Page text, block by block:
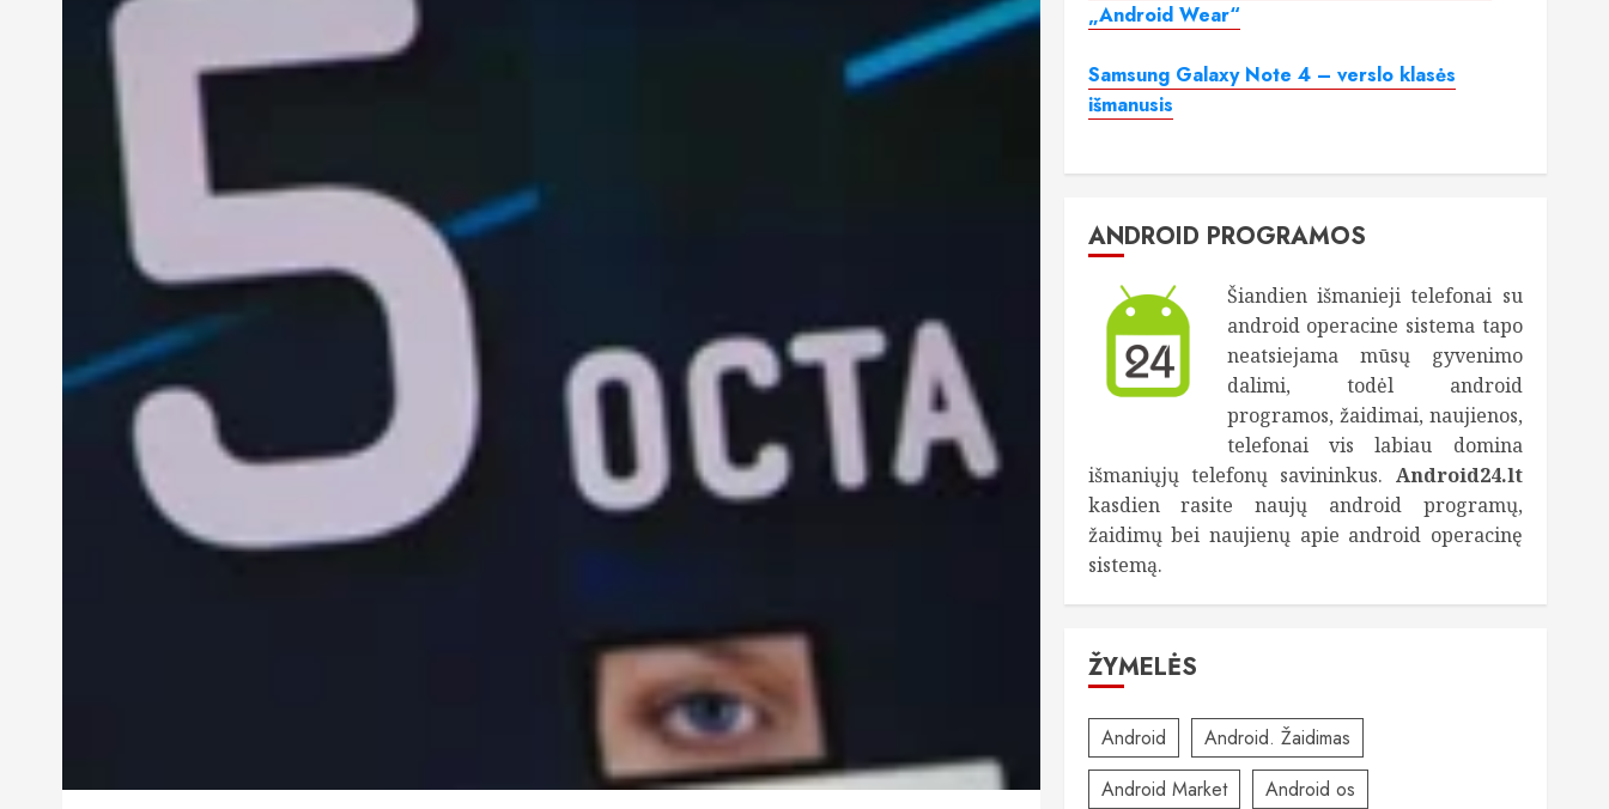
„Android Wear“
Samsung Galaxy Note 4 – verslo klasės
išmanusis
ANDROID PROGRAMOS
Šiandien išmanieji telefonai su
android operacine sistema tapo
neatsiejama mūsų gyvenimo
dalimi, todėl android
programos, žaidimai, naujienos,
telefonai vis labiau domina
išmaniųjų telefonų savininkus. Android24.lt
kasdien rasite naujų android programų,
žaidimų bei naujienų apie android operacinę
sistemą.
ŽYMELĖS
Android
Android. Žaidimas
Android Market
Android os